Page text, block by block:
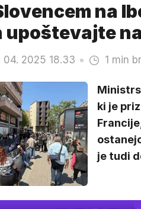
na
upoštevajte
04. 2025 18.33 1 min
ki je
je tudi